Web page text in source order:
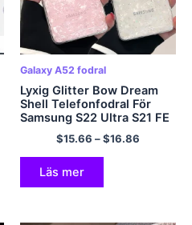
Galaxy A52 fodral
Lyxig Glitter Bow Dream
Shell Telefonfodral För
Samsung S22 Ultra S21 FE
S20 Obs 20 Ultra A53 A72
A52 mjukt
lasergradientskydd
$15.66 –$16.86
Läs mer